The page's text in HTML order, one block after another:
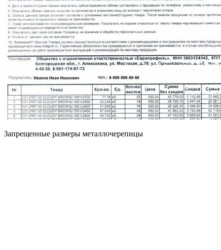
Запрещенные размеры металлочерепицы